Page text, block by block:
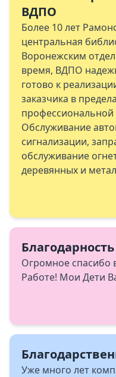
ВДПО
Более 10 лет
центральная
Воронежским
время, ВДПО
готово к
заказчика в
Обслуживание
сигнализации,
обслуживание
деревянных и
Благодарность
Огромное спасибо
Работе! Мои Дети
Уже много лет